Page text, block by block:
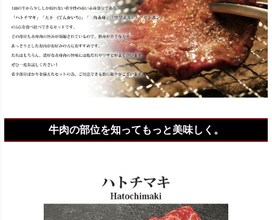
牛肉の部位を知ってもっと美味しく。